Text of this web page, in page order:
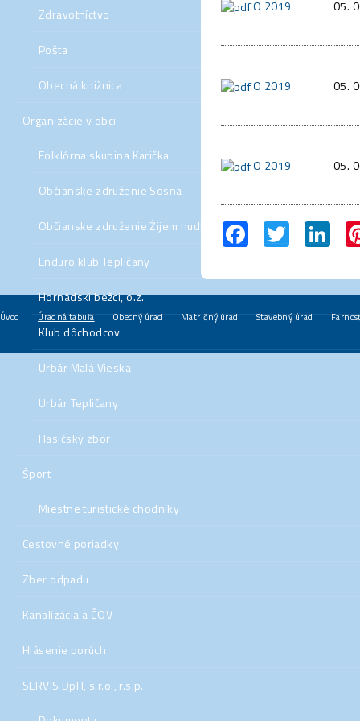
Zdravotníctvo
Pošta
Obecná knižnica
Organizácie v obci
Folklórna skupina Karička
Občianske združenie Sosna
Občianske združenie Žijem hudbou
Enduro klub Tepličany
Hornádski bežci, o.z.
Klub dôchodcov
Urbár Malá Vieska
Urbár Tepličany
Hasičský zbor
Šport
Miestne turistické chodníky
Cestovné poriadky
Zber odpadu
Kanalizácia a ČOV
Hlásenie porúch
SERVIS DpH, s.r.o., r.s.p.
O 2019 05.
O 2019 05.
O 2019 05.
FacebookTwitter
Úvod Úradná tabuľa Obecný úrad Matričný úrad Stavebný úrad